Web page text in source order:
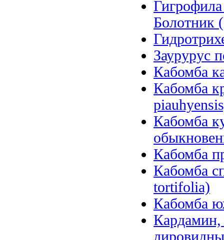
Болотник
Заурурус
Кабомба
Кабомба
Кабомба
Кабомба
Кабомба
tortifolia)
Кабомба
Кардамин,